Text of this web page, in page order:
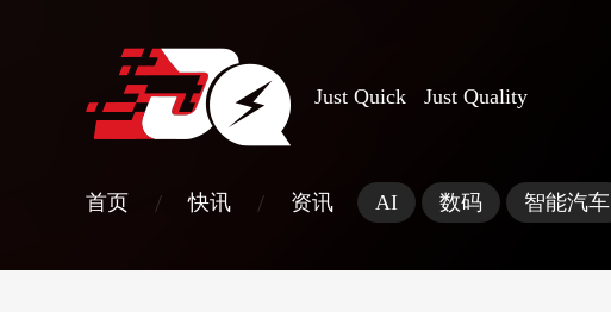
Just Quick Just Quality
首页 / 快讯 / 资讯 AI 数码 智能汽车